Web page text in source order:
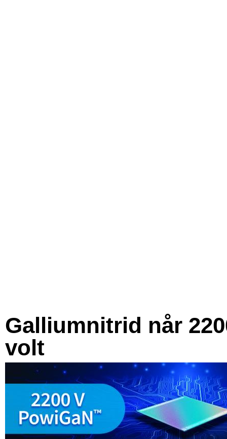
Galliumnitrid når
volt